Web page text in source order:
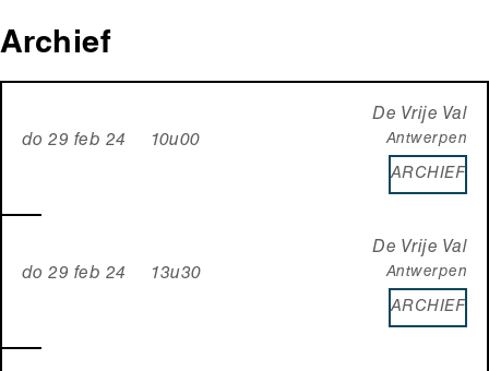
Archief
do 29 feb 24 10u00
De Vrije Val
Antwerpen
ARCHIEF
do 29 feb 24 13u30
De Vrije Val
Antwerpen
ARCHIEF